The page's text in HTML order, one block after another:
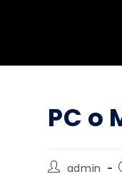
PC o
admin